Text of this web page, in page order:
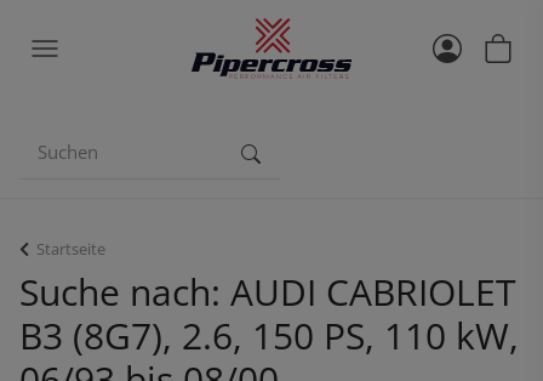
Startseite
Suche nach: AUDI CABRIOLET
B3 (8G7), 2.6, 150 PS, 110 kW,